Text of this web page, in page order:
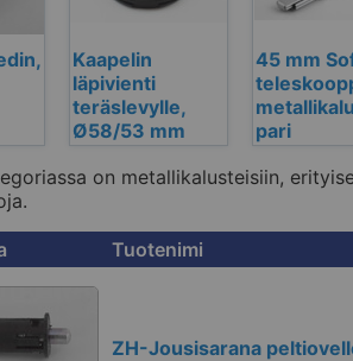
Kaapelin
läpivienti
teräslevylle,
Ø58/53 mm
45 mm
pari
on metallikalusteisiin,
Tuotenimi
ZH-Jousisarana